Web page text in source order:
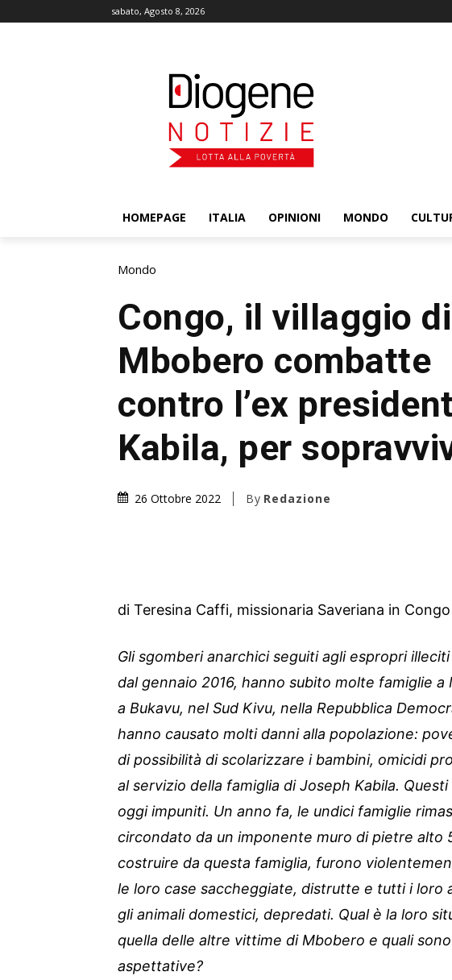
sabato, Agosto 8, 2026
HOMEPAGE ITALIA OPINIONI MONDO
Mondo
Congo, il villaggio di
Mbobero combatte
contro l’ex
Kabila, per
26 Ottobre 2022 By Redazione
di Teresina Caffi, missionaria Saveriana in Congo
Gli sgomberi anarchici seguiti agli espropri
dal gennaio 2016, hanno subito molte famiglie a
a Bukavu, nel Sud Kivu, nella Repubblica
hanno causato molti danni alla popolazione:
di possibilità di scolarizzare i bambini, omicidi
al servizio della famiglia di Joseph Kabila.
oggi impuniti. Un anno fa, le undici famiglie
circondato da un imponente muro di pietre alto
costruire da questa famiglia, furono
le loro case saccheggiate, distrutte e tutti i loro
gli animali domestici, depredati. Qual è la loro
quella delle altre vittime di Mbobero e quali
aspettative?